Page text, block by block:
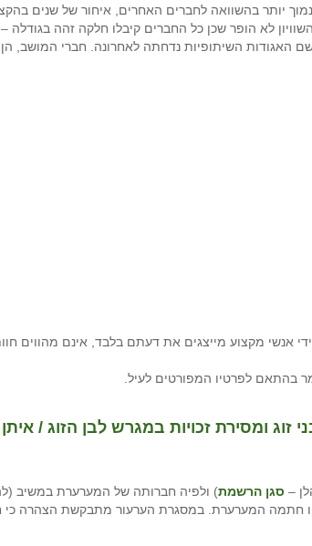
יותר בהשוואה לחברים האחרים, איחור של שנים
לא הופר שכן כל החברים קיבלו חלקה זהה בגודלה
השיתופיות נדחתה לאחרונה. חברי המושב, הן
אנשי מקצוע מייצגים את דעתם בלבד, אינם מהווים
בהתאם לפרטיו המפורטים לעיל.
ומסירת זכויות במגרש לבן הזוג / איתן
– סגן הרשמת) ולפיה חברותה של המערערת במשיב
חתמה המערערת. במסגרת הערעור מתבקשת הצהרה